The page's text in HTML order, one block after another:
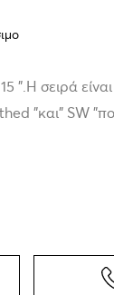
σειρά είναι
"και" SW
"Lathed